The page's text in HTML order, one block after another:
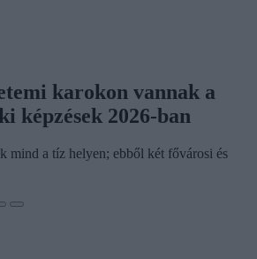
karokon vannak a
képzések 2026-ban
mind a tíz helyen; ebből két fővárosi és